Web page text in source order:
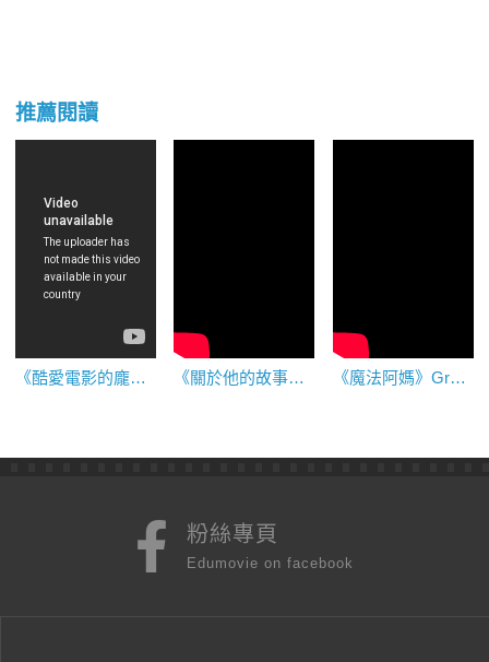
推薦閱讀
《酷愛電影的龐波小姐》Pompo: The Cinephile 《關於他的故事》 Stories About Him 《魔法阿媽》Grandma and Her Ghosts
粉絲專頁
Edumovie on facebook